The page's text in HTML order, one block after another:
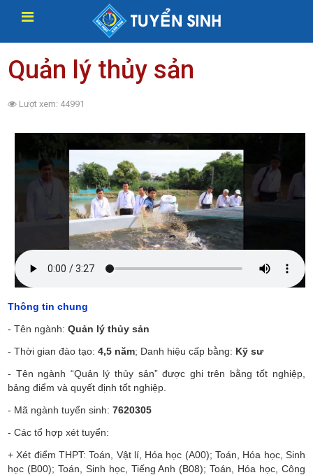
Quản lý thủy sản
Lượt xem: 44991
Thông tin chung
- Tên ngành:Quản lý thủy sản
- Thờigian đào tạo:4,5 năm; Danh hiệu cấp bằng: Kỹ sư
- Tên ngành “Quản lý thủy sản” được ghi trên bằng tốt nghiệp,
bảng điểm và quyết định tốt nghiệp.
- Mã ngànhtuyển sinh:7620305
- Các tổ hợp xét tuyển:
+ Xét điểm THPT: Toán, Vật lí, Hóa học (A00); Toán, Hóa học, Sinh
học (B00); Toán, Sinh học, Tiếng Anh (B08); Toán, Hóa học, Công